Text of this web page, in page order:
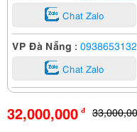
Chat Zalo
VP Đà Nẵng : 0938653132
Chat Zalo
32,000,000 đ